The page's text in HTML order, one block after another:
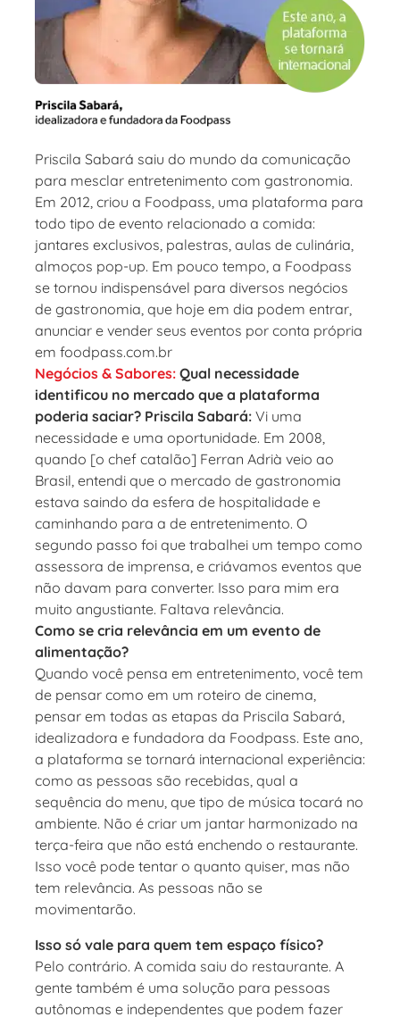
Priscila Sabará saiu do mundo da comunicação
para mesclar entretenimento com gastronomia.
Em 2012, criou a Foodpass, uma plataforma para
todo tipo de evento relacionado a comida:
jantares exclusivos, palestras, aulas de culinária,
almoços pop-up. Em pouco tempo, a Foodpass
se tornou indispensável para diversos negócios
de gastronomia, que hoje em dia podem entrar,
anunciar e vender seus eventos por conta própria
em foodpass.com.br
Negócios & Sabores: Qual necessidade
identificou no mercado que a plataforma
poderia saciar? Priscila Sabará: Vi uma
necessidade e uma oportunidade. Em 2008,
quando [o chef catalão] Ferran Adrià veio ao
Brasil, entendi que o mercado de gastronomia
estava saindo da esfera de hospitalidade e
caminhando para a de entretenimento. O
segundo passo foi que trabalhei um tempo como
assessora de imprensa, e criávamos eventos que
não davam para converter. Isso para mim era
muito angustiante. Faltava relevância.
Como se cria relevância em um evento de
alimentação?
Quando você pensa em entretenimento, você tem
de pensar como em um roteiro de cinema,
pensar em todas as etapas da Priscila Sabará,
idealizadora e fundadora da Foodpass. Este ano,
a plataforma se tornará internacional experiência:
como as pessoas são recebidas, qual a
sequência do menu, que tipo de música tocará no
ambiente. Não é criar um jantar harmonizado na
terça-feira que não está enchendo o restaurante.
Isso você pode tentar o quanto quiser, mas não
tem relevância. As pessoas não se
movimentarão.
Isso só vale para quem tem espaço físico?
Pelo contrário. A comida saiu do restaurante. A
gente também é uma solução para pessoas
autônomas e independentes que podem fazer